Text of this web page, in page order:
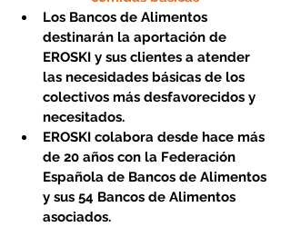
Los Bancos de Alimentos
destinarán la aportación de
EROSKI y sus clientes a atender
las necesidades básicas de los
colectivos más desfavorecidos y
necesitados.
EROSKI colabora desde hace más
de 20 años con la Federación
Española de Bancos de Alimentos
y sus 54 Bancos de Alimentos
asociados.